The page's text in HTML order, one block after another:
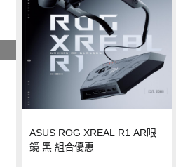
ASUS ROG XREAL R1 AR眼
鏡 黑 組合優惠